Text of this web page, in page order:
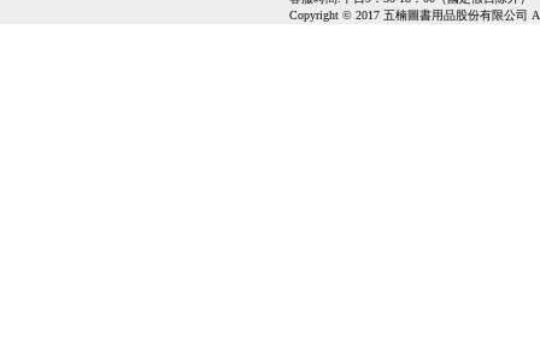
Copyright © 2017 五楠圖書用品股份有限公司